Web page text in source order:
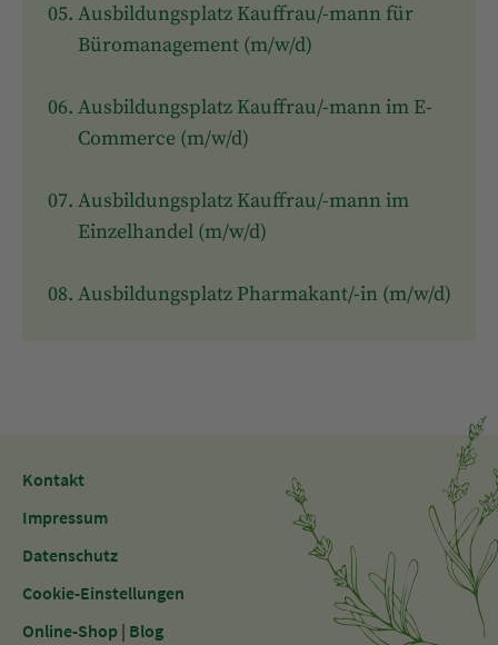
Ausbildungsplatz Kauffrau/-mann für
Büromanagement (m/w/d)
Ausbildungsplatz Kauffrau/-mann im E-
Commerce (m/w/d)
Ausbildungsplatz Kauffrau/-mann im
Einzelhandel (m/w/d)
Ausbildungsplatz Pharmakant/-in (m/w/d)
Kontakt
Impressum
Datenschutz
Cookie-Einstellungen
Online-Shop | Blog